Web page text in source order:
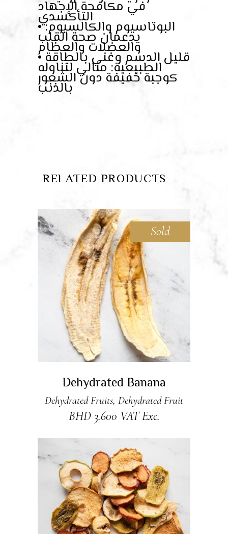
في مكافحة الإجهاد
التأكسدي
• البوتاسيوم والكالسيوم:
يدعمان صحة القلب
والعضلات والعظام
• قليل الدسم وغني بالطاقة
الطبيعية: مثالي لتناوله
كوجبة خفيفة دون الشعور
بالذنب
RELATED PRODUCTS
Sold
READ MORE
Dehydrated Banana
Dehydrated Fruits, Dehydrated Fruit
BHD 3.600 VAT Exc.
ADD TO CART